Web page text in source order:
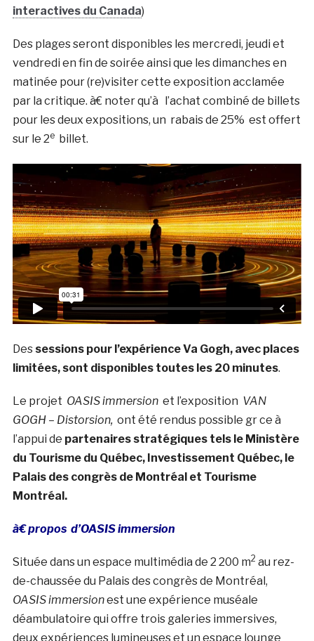
interactives du Canada)
Des plages seront disponibles les mercredi, jeudi et
vendredi en fin de soirée ainsi que les dimanches en
matinée pour (re)visiter cette exposition acclamée
par la critique. à€ noter qu’à l’achat combiné de billets
pour les deux expositions, un rabais de 25% est offert
sur le 2ebillet.
Des sessions pour l’expérience Va Gogh, avec places
limitées, sont disponibles toutes les 20 minutes.
Le projet OASIS immersionet l’exposition VAN
GOGH – Distorsion, ont été rendus possible gr ce à
l’appui de partenaires stratégiques tels le Ministère
du Tourisme du Québec, Investissement Québec, le
Palais des congrès de Montréal et Tourisme
Montréal.
à€ propos d’OASIS immersion
Située dans un espace multimédia de 2 200 m2 au rez-
de-chaussée du Palais des congrès de Montréal,
OASIS immersionest une expérience muséale
déambulatoire qui offre trois galeries immersives,
deux expériences lumineuses et un espace lounge